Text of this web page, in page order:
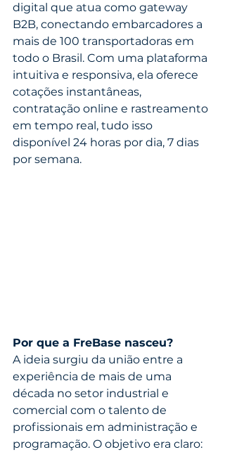
digital que atua como gateway
B2B, conectando embarcadores a
mais de 100 transportadoras em
todo o Brasil. Com uma plataforma
intuitiva e responsiva, ela oferece
cotações instantâneas,
contratação online e rastreamento
em tempo real, tudo isso
disponível 24 horas por dia, 7 dias
por semana.
Por que a FreBase nasceu?
A ideia surgiu da união entre a
experiência de mais de uma
década no setor industrial e
comercial com o talento de
profissionais em administração e
programação. O objetivo era claro: